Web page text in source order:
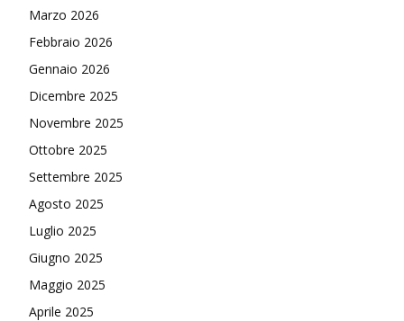
Marzo 2026
Febbraio 2026
Gennaio 2026
Dicembre 2025
Novembre 2025
Ottobre 2025
Settembre 2025
Agosto 2025
Luglio 2025
Giugno 2025
Maggio 2025
Aprile 2025